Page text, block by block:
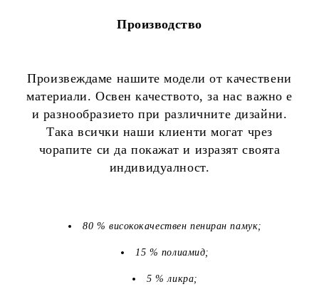
Производство
Произвеждаме нашите модели от качествени
материали. Освен качеството, за нас важно е
и разнообразието при различните дизайни.
Така всички наши клиенти могат чрез
чорапите си да покажат и изразят своята
индивидуалност.
80 % висококачествен пениран памук;
15 % полиамид;
5 % ликра;